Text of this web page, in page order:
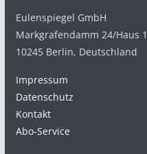
Eulenspiegel GmbH
Markgrafendamm 24/Haus
10245 Berlin, Deutschland
Impressum
Datenschutz
Kontakt
Abo-Service